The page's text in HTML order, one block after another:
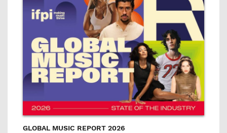
GLOBAL MUSIC REPORT 2026